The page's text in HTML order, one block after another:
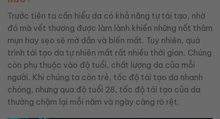
Trước tiên ta cần hiểu da có khả năng tự tái tạo, nhờ
đó mà vết thương được làm lành khiến những nốt thâm
mụn hay sẹo sẽ mờ dần và biến mất. Tuy nhiên, quá
trình tái tạo da tự nhiên mất rất nhiều thời gian. Chúng
còn phụ thuộc vào độ tuổi, chất lượng da của mỗi
người. Khi chúng ta còn trẻ, tốc độ tái tạo da nhanh
chóng, nhưng qua độ tuổi 28, tốc độ tái tạo của da
thường chậm lại mỗi năm và ngày càng rõ rệt.